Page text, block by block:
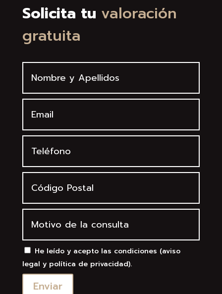
Solicita tu valoración
gratuita
He leído y acepto las condiciones (aviso
legal y política de privacidad).
Enviar